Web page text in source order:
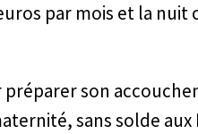
par mois et la nuit
son
sans solde aux